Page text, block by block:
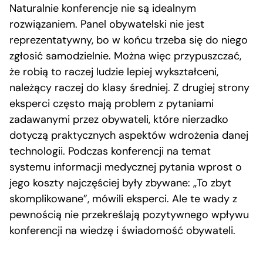
Naturalnie konferencje nie są idealnym
rozwiązaniem. Panel obywatelski nie jest
reprezentatywny, bo w końcu trzeba się do niego
zgłosić samodzielnie. Można więc przypuszczać,
że robią to raczej ludzie lepiej wykształceni,
należący raczej do klasy średniej. Z drugiej strony
eksperci często mają problem z pytaniami
zadawanymi przez obywateli, które nierzadko
dotyczą praktycznych aspektów wdrożenia danej
technologii. Podczas konferencji na temat
systemu informacji medycznej pytania wprost o
jego koszty najczęściej były zbywane: „To zbyt
skomplikowane”, mówili eksperci. Ale te wady z
pewnością nie przekreślają pozytywnego wpływu
konferencji na wiedzę i świadomość obywateli.